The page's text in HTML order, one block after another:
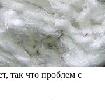
так что проблем с